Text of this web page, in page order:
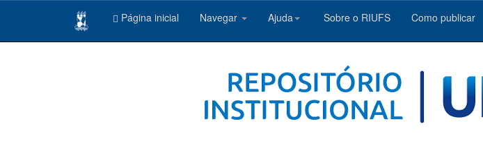
Página inicial Navegar Ajuda Sobre o RIUFS Como publicar